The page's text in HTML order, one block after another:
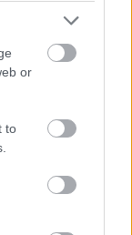
or
to
árulja a
eljátssza,
honolt Mountain